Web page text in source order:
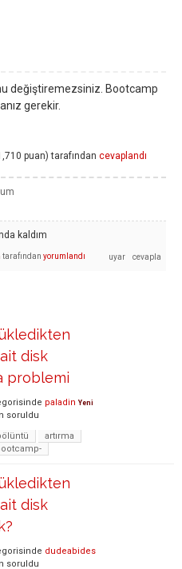
değiştiremezsiniz. Bootcamp
gerekir.
puan) tarafından cevaplandı
kaldım
tarafından yorumlandı
disk
problemi
paladin Yeni
soruldu
artırma
disk
dudeabides
soruldu